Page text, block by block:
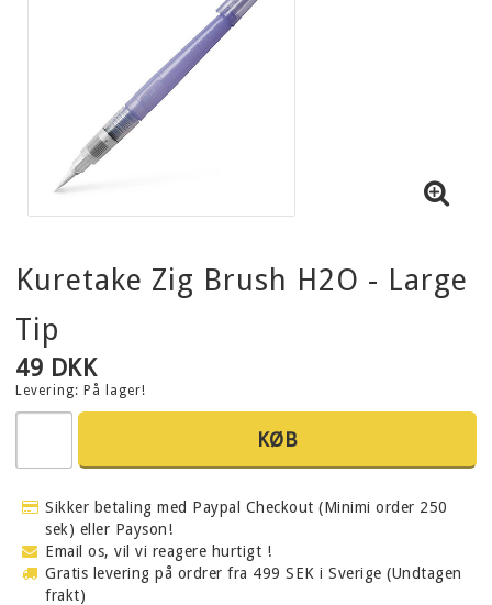
Kuretake Zig Brush H2O - Large
Tip
49 DKK
Levering: På lager!
KØB
Sikker betaling med Paypal Checkout (Minimi order 250
sek) eller Payson!
Email os, vil vi reagere hurtigt !
Gratis levering på ordrer fra 499 SEK i Sverige (Undtagen
frakt)